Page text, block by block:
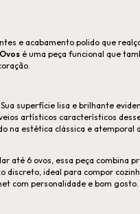
e acabamento polido que
é uma peça funcional que
superfície lisa e brilhante
artísticos característicos
na estética clássica e atemporal
até 6 ovos, essa peça combina
discreto, ideal para compor
com personalidade e bom gosto.